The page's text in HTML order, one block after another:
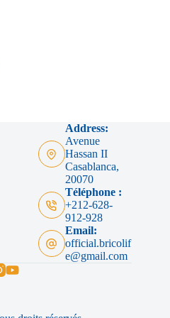
Address:
Avenue
Hassan II
Casablanca,
20070
Téléphone :
+212-628-
912-928
Email:
official.bricolif
e@gmail.com